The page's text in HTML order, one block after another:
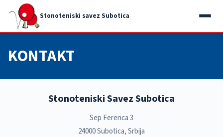
Stonoteniski savez Subotica
KONTAKT
Stonoteniski Savez Subotica
Sep Ferenca 3
24000 Subotica, Srbija